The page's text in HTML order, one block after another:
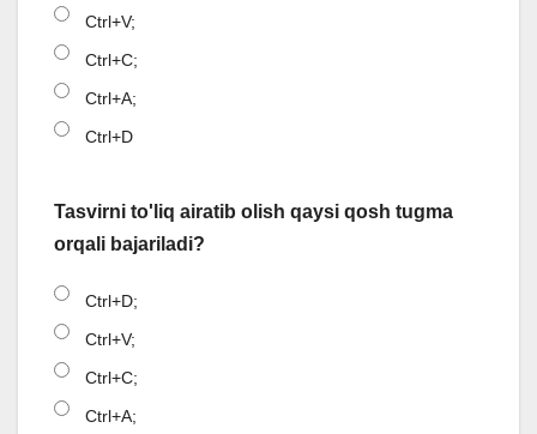
Ctrl+V;
Ctrl+C;
Ctrl+A;
Ctrl+D
Tasvirni to'liq airatib olish qaysi qosh tugma
orqali bajariladi?
Ctrl+D;
Ctrl+V;
Ctrl+C;
Ctrl+A;